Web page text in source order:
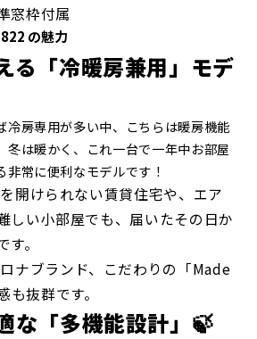
窓枠付属
の魅力
る「冷暖房兼用」モデ
冷房専用が多い中、こちらは暖房機能
冬は暖かく、これ一台で一年中お部屋
非常に便利なモデルです！
開けられない賃貸住宅や、エア
しい小部屋でも、届いたその日か
。
ナブランド、こだわりの「Made
抜群です。
な「多機能設計」🍃